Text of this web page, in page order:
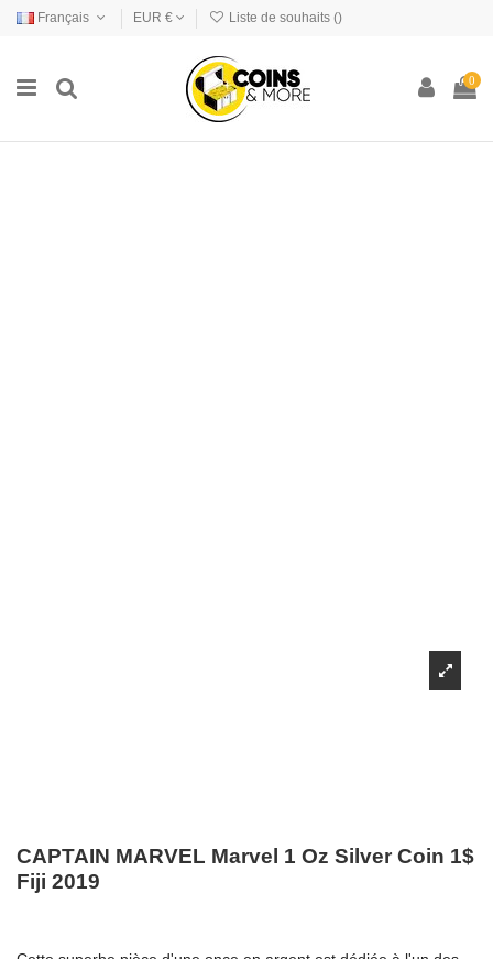
Français EUR € Liste de souhaits ()
0
CAPTAIN MARVEL Marvel 1 Oz Silver Coin 1$
Fiji 2019